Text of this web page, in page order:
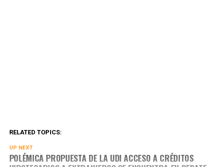
RELATED TOPICS:
UP NEXT
POLÉMICA PROPUESTA DE LA UDI ACCESO A CRÉDITOS